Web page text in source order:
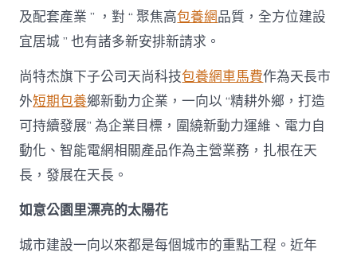
城
暢
能
重
生
一
包
養
及配套產業 ” ，對 “ 聚焦高包養網品質，全方位建設
宜居城 ” 也有諸多新安排新請求。
尚特杰旗下子公司天尚科技包養網車馬費作為天長市
外短期包養鄉新動力企業，一向以 “精耕外鄉，打造
可持續發展” 為企業目標，圍繞新動力運維、電力自
動化、智能電網相關產品作為主營業務，扎根在天
長，發展在天長。
如意公園里漂亮的太陽花
城市建設一向以來都是每個城市的重點工程。近年